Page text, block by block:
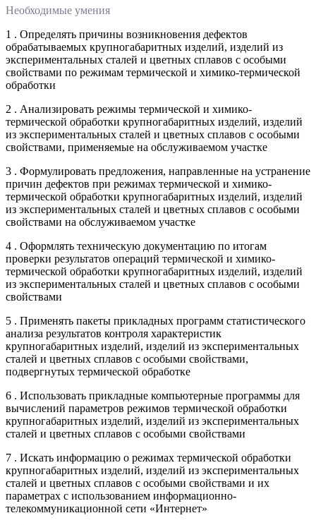
Необходимые умения
1 . Определять причины возникновения дефектов
обрабатываемых крупногабаритных изделий, изделий из
экспериментальных сталей и цветных сплавов с особыми
свойствами по режимам термической и химико-термической
обработки
2 . Анализировать режимы термической и химико-
термической обработки крупногабаритных изделий, изделий
из экспериментальных сталей и цветных сплавов с особыми
свойствами, применяемые на обслуживаемом участке
3 . Формулировать предложения, направленные на устранение
причин дефектов при режимах термической и химико-
термической обработки крупногабаритных изделий, изделий
из экспериментальных сталей и цветных сплавов с особыми
свойствами на обслуживаемом участке
4 . Оформлять техническую документацию по итогам
проверки результатов операций термической и химико-
термической обработки крупногабаритных изделий, изделий
из экспериментальных сталей и цветных сплавов с особыми
свойствами
5 . Применять пакеты прикладных программ статистического
анализа результатов контроля характеристик
крупногабаритных изделий, изделий из экспериментальных
сталей и цветных сплавов с особыми свойствами,
подвергнутых термической обработке
6 . Использовать прикладные компьютерные программы для
вычислений параметров режимов термической обработки
крупногабаритных изделий, изделий из экспериментальных
сталей и цветных сплавов с особыми свойствами
7 . Искать информацию о режимах термической обработки
крупногабаритных изделий, изделий из экспериментальных
сталей и цветных сплавов с особыми свойствами и их
параметрах с использованием информационно-
телекоммуникационной сети «Интернет»